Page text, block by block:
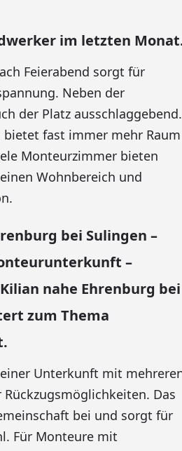
im letzten
Feierabend sorgt für
Neben der
der Platz ausschlaggebend.
fast immer mehr Raum
Monteurzimmer bieten
Wohnbereich und
bei Sulingen –
–
nahe Ehrenburg bei
zum Thema
Unterkunft mit
Das
bei und sorgt für
Für Monteure mit